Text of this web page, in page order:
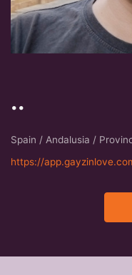
..
Spain / Andalusia /
https://